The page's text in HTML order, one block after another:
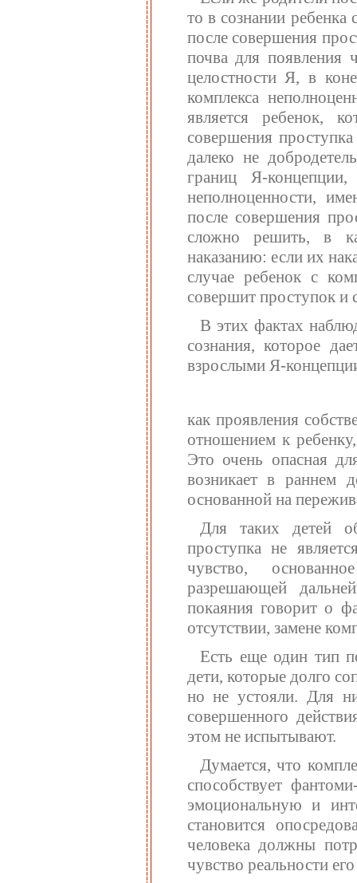
то в сознании
после совершения
почва для появления
целостности Я, в
комплекса
является ребенок,
совершения
далеко не
границ Я-
неполноценности,
после совершения
сложно решить, в
наказанию: если их
случае ребенок с
совершит проступок и
В этих фактах
сознания, которое
взрослыми Я-
как проявления
отношением к
Это очень опасная
возникает в раннем
основанной на
Для таких детей
проступка не
чувство,
разрешающей
покаяния говорит о
отсутствии, замене
Есть еще один тип
дети, которые долго
но не устояли. Для
совершенного
этом не испытывают.
Думается, что
способствует
эмоциональную и
становится
человека должны
чувство реальности